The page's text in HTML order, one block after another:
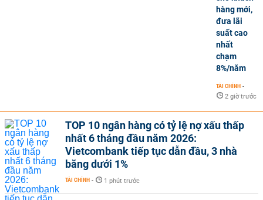
hàng mới,
đưa lãi
suất cao
nhất
chạm
8%/năm
TÀI CHÍNH -
2 giờ trước
TOP 10 ngân hàng có tỷ lệ nợ xấu thấp
nhất 6 tháng đầu năm 2026:
Vietcombank tiếp tục dẫn đầu, 3 nhà
băng dưới 1%
TÀI CHÍNH - 1 phút trước